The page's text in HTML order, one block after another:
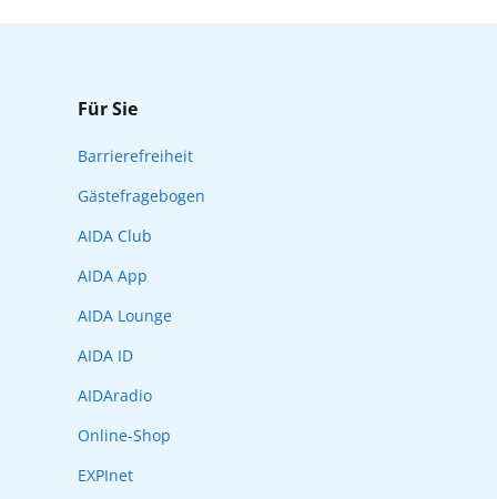
Für Sie
Barrierefreiheit
Gästefragebogen
AIDA Club
AIDA App
AIDA Lounge
AIDA ID
AIDAradio
Online-Shop
EXPInet